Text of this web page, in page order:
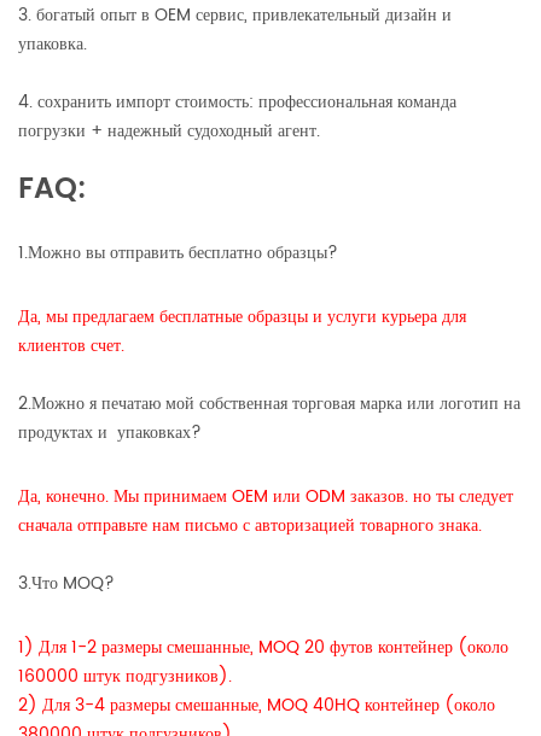
3. богатый опыт в OEM сервис, привлекательный дизайн и
упаковка.
4. сохранить импорт стоимость: профессиональная команда
погрузки + надежный судоходный агент.
FAQ:
1.Можно вы отправить бесплатно образцы?
Да, мы предлагаем бесплатные образцы и услуги курьера для
клиентов счет.
2.Можно я печатаю мой собственная торговая марка или логотип на
продуктах и ​​ упаковках?
Да, конечно. Мы принимаем OEM или ODM заказов. но ты следует
сначала отправьте нам письмо с авторизацией товарного знака.
3.Что MOQ?
1) Для 1-2 размеры смешанные, MOQ 20 футов контейнер (около
160000 штук подгузников).
2) Для 3-4 размеры смешанные, MOQ 40HQ контейнер (около